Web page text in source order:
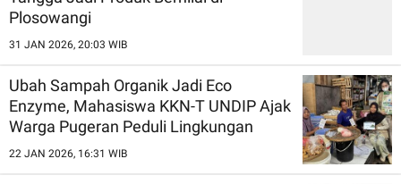
Plosowangi
31 JAN 2026, 20:03 WIB
Ubah Sampah Organik Jadi Eco
Enzyme, Mahasiswa KKN-T UNDIP Ajak
Warga Pugeran Peduli Lingkungan
22 JAN 2026, 16:31 WIB